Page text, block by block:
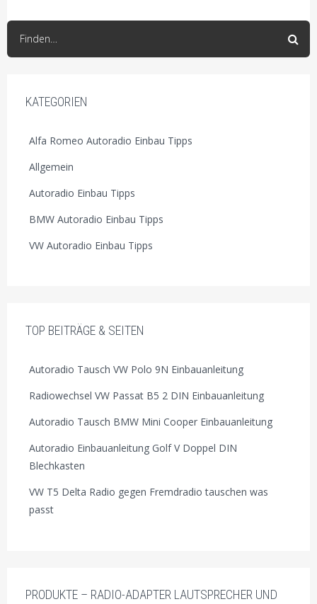
Finden…
KATEGORIEN
Alfa Romeo Autoradio Einbau Tipps
Allgemein
Autoradio Einbau Tipps
BMW Autoradio Einbau Tipps
VW Autoradio Einbau Tipps
TOP BEITRÄGE & SEITEN
Autoradio Tausch VW Polo 9N Einbauanleitung
Radiowechsel VW Passat B5 2 DIN Einbauanleitung
Autoradio Tausch BMW Mini Cooper Einbauanleitung
Autoradio Einbauanleitung Golf V Doppel DIN
Blechkasten
VW T5 Delta Radio gegen Fremdradio tauschen was
passt
PRODUKTE – RADIO-ADAPTER LAUTSPRECHER UND